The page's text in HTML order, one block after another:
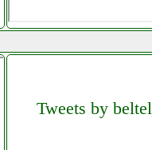
Tweets by